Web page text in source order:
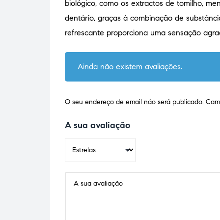
biológico, como os extractos de tomilho,
dentário, graças à combinação de
refrescante proporciona uma sensação
Ainda não existem avaliações.
O seu endereço de email não será publicado.
A sua avaliação